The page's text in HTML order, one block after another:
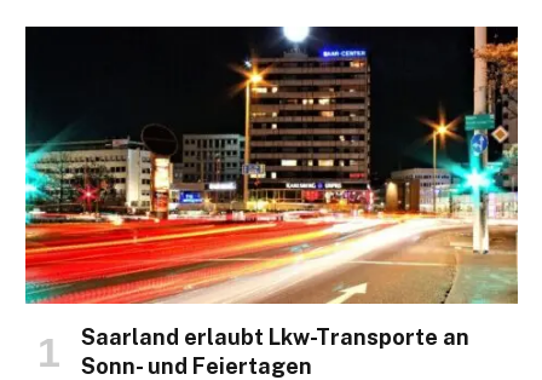
Saarland erlaubt Lkw-Transporte an
Sonn- und Feiertagen